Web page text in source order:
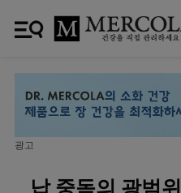
광고
납 중독의 광범